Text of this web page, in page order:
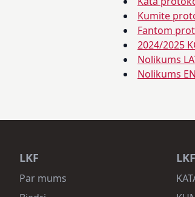
Kumite
Fantom
2024/2025
Nolikums
Nolikums
LKF
Par mums